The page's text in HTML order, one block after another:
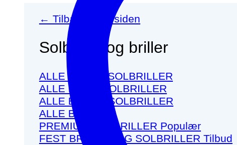
← Tilbage til forsiden
Solbriller og briller
ALLE HERRE SOLBRILLER
ALLE DAME SOLBRILLER
ALLE BØRNE SOLBRILLER
ALLE BRILLER
PREMIUM SOLBRILLER
FEST BRILLER OG SOLBRILLER